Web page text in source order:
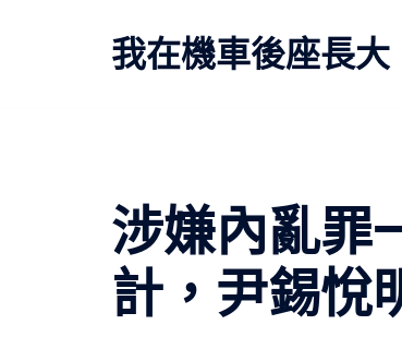
我在機車後座長大
涉嫌內亂罪
計，尹錫悅